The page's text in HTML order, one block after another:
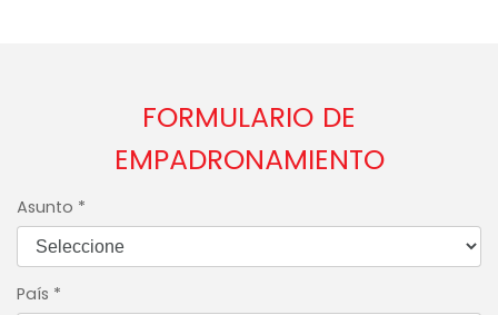
FORMULARIO DE
EMPADRONAMIENTO
Asunto *
País *